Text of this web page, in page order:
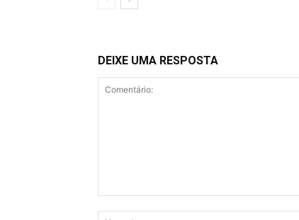
DEIXE UMA RESPOSTA